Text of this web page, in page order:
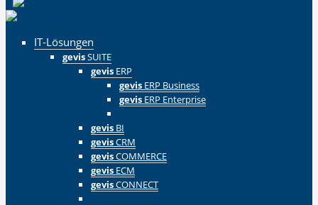
IT-Lösungen
gevisSUITE
gevis ERP
gevis ERP Business
gevis ERP Enterprise
gevis BI
gevisCRM
gevisCOMMERCE
gevis ECM
gevisCONNECT